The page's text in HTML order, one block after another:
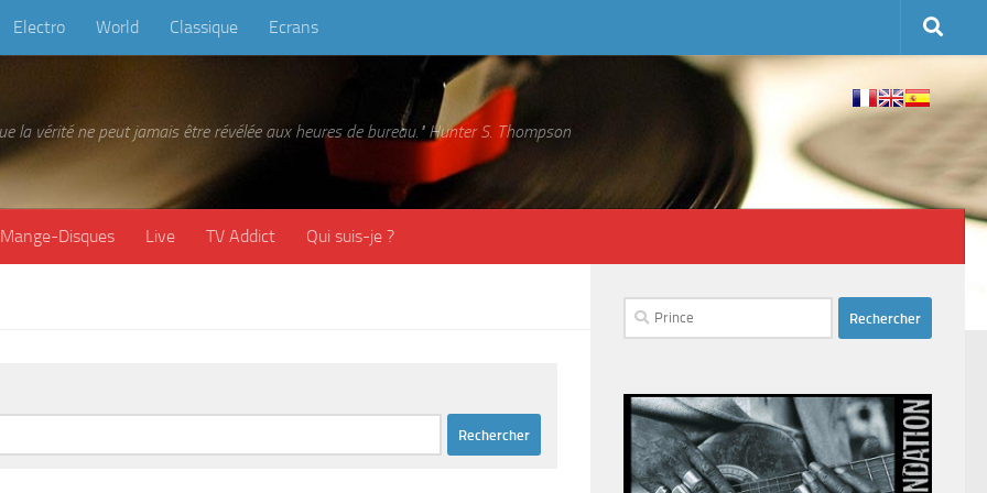
Electro World Classique Ecrans
la vérité ne peut jamais être révélée aux heures de bureau." Hunter S. Thompson
Mange-Disques Live TV Addict Qui suis-je ?
Rechercher :